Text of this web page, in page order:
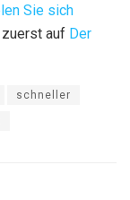
Sie sich
auf Der
schneller